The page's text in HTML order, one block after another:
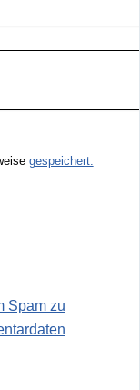
gespeichert.
Spam zu